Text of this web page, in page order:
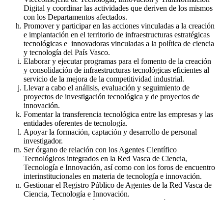
Digital y coordinar las actividades que deriven de los mismos
con los Departamentos afectados.
Promover y participar en las acciones vinculadas a la creación
e implantación en el territorio de infraestructuras estratégicas
tecnológicas e innovadoras vinculadas a la política de ciencia
y tecnología del País Vasco.
Elaborar y ejecutar programas para el fomento de la creación
y consolidación de infraestructuras tecnológicas eficientes al
servicio de la mejora de la competitividad industrial.
Llevar a cabo el análisis, evaluación y seguimiento de
proyectos de investigación tecnológica y de proyectos de
innovación.
Fomentar la transferencia tecnológica entre las empresas y las
entidades oferentes de tecnología.
Apoyar la formación, captación y desarrollo de personal
investigador.
Ser órgano de relación con los Agentes Científico
Tecnológicos integrados en la Red Vasca de Ciencia,
Tecnología e Innovación, así como con los foros de encuentro
interinstitucionales en materia de tecnología e innovación.
Gestionar el Registro Público de Agentes de la Red Vasca de
Ciencia, Tecnología e Innovación.